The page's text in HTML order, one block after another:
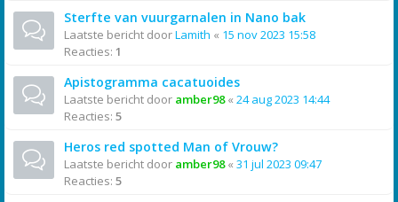
Sterfte van vuurgarnalen in Nano bak
Laatste bericht doorLamith « 15 nov 2023 15:58
Reacties: 1
Apistogramma cacatuoides
Laatste bericht door amber98« 24 aug 2023 14:44
Reacties: 5
Heros red spotted Man of Vrouw?
Laatste bericht door amber98« 31 jul 2023 09:47
Reacties: 5